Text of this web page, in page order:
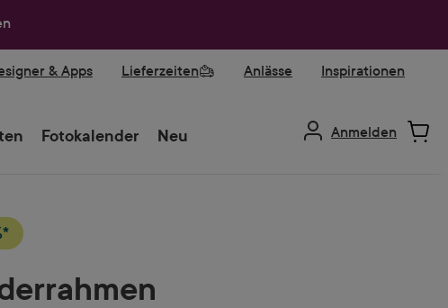
& Apps Lieferzeiten Anlässe Inspirationen
Fotokalender Neu Anmelden